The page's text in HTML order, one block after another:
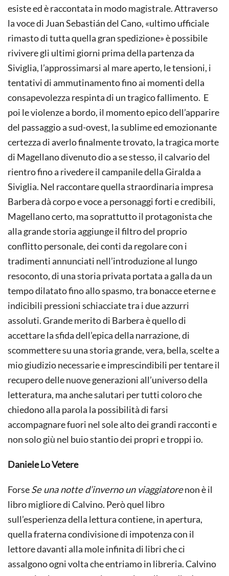
esiste ed è raccontata in modo magistrale. Attraverso
la voce di Juan Sebastián del Cano, «ultimo ufficiale
rimasto di tutta quella gran spedizione» è possibile
rivivere gli ultimi giorni prima della partenza da
Siviglia, l’approssimarsi al mare aperto, le tensioni, i
tentativi di ammutinamento fino ai momenti della
consapevolezza respinta di un tragico fallimento. E
poi le violenze a bordo, il momento epico dell’apparire
del passaggio a sud-ovest, la sublime ed emozionante
certezza di averlo finalmente trovato, la tragica morte
di Magellano divenuto dio a se stesso, il calvario del
rientro fino a rivedere il campanile della Giralda a
Siviglia. Nel raccontare quella straordinaria impresa
Barbera dà corpo e voce a personaggi forti e credibili,
Magellano certo, ma soprattutto il protagonista che
alla grande storia aggiunge il filtro del proprio
conflitto personale, dei conti da regolare con i
tradimenti annunciati nell’introduzione al lungo
resoconto, di una storia privata portata a galla da un
tempo dilatato fino allo spasmo, tra bonacce eterne e
indicibili pressioni schiacciate tra i due azzurri
assoluti. Grande merito di Barbera è quello di
accettare la sfida dell’epica della narrazione, di
scommettere su una storia grande, vera, bella, scelte a
mio giudizio necessarie e imprescindibili per tentare il
recupero delle nuove generazioni all’universo della
letteratura, ma anche salutari per tutti coloro che
chiedono alla parola la possibilità di farsi
accompagnare fuori nel sole alto dei grandi racconti e
non solo giù nel buio stantio dei propri e troppi io.
Daniele Lo Vetere
ForseSe una notte d’inverno un viaggiatorenon è il
libro migliore di Calvino. Però quel libro
sull’esperienza della lettura contiene, in apertura,
quella fraterna condivisione di impotenza con il
lettore davanti alla mole infinita di libri che ci
assalgono ogni volta che entriamo in libreria. Calvino